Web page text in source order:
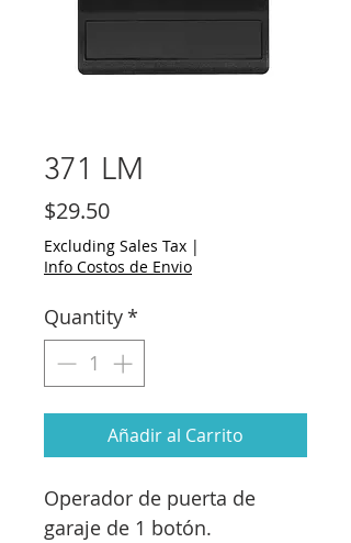
371 LM
$29.50Price
Excluding Sales Tax |
Info Costos de Envio
Quantity*
Añadir al Carrito
Operador de puerta de
garaje de 1 botón.